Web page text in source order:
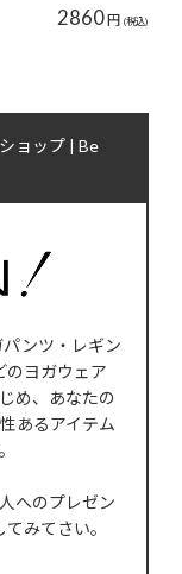
2860円 (税込)
ョップ | Be
ンツ・レギン
のヨガウェア
め、あなたの
あるアイテム
。
へのプレゼン
みてさい。